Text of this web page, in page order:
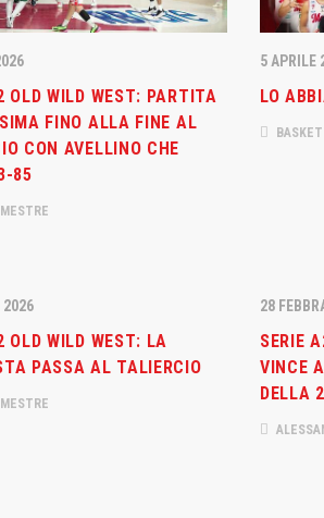
OLD WILD WEST: PARTITA
FINO ALLA FINE AL
CON AVELLINO CHE
85
5 APRILE
LO
2026
OLD WILD WEST: LA
PASSA AL TALIERCIO
28
SERIE
VINCE
DELLA
una nuova
d’eccezione per il
LINKS